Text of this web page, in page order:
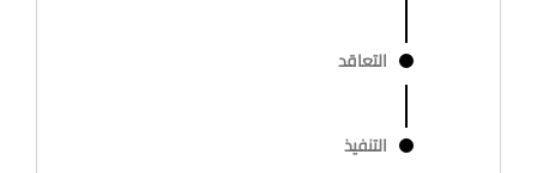
التعاقد
التنفيذ